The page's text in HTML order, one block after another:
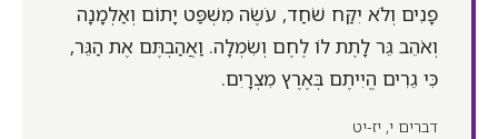
פָנִים וְלֹא יִקַּח שֹׁחַד, עֹשֶׂה מִשְׁפַּט יָתוֹם וְאַלְמָנָה
וְאֹהֵב גֵּר לָתֶת לוֹ לֶחֶם וְשִׂמְלָה. וַאֲהַבְתֶּם אֶת הַגֵּר,
כִּי גֵרִים הֱיִיתֶם בְּאֶרֶץ מִצְרָיִם.
דברים י, יז-יט